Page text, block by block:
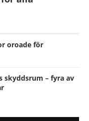
oroade för
skyddsrum – fyra av